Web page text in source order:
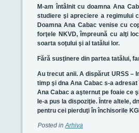
M-am întâlnit cu doamna Ana
studiere şi apreciere a regimului
Doamna Ana Cabac venise cu
forţele NKVD, împreună cu alţi
soarta soţului şi al tatălui lor.
Fără susţinere din partea tatălui,
Au trecut anii. A dispărut URSS –
timp şi dna Ana Cabac s-a
Ana Cabac a aşternut pe foaie ce
le-a pus la dispoziţie. Între altele,
pentru cei pierduţi în închisorile
Posted in Arhiva